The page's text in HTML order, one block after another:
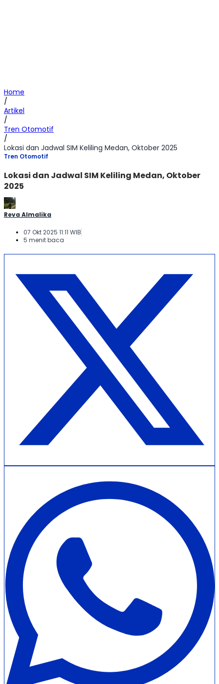
Home
/
Artikel
/
Tren Otomotif
/
Lokasi dan Jadwal SIM Keliling Medan, Oktober 2025
Tren Otomotif
Lokasi dan Jadwal SIM Keliling Medan, Oktober
2025
Reva Almalika
07 Okt 2025 11:11 WIB
5 menit baca